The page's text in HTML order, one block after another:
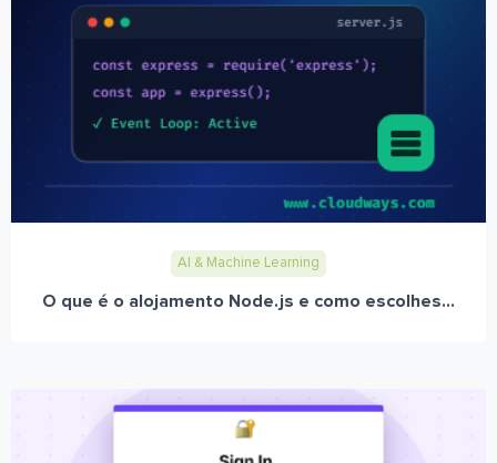
AI & Machine Learning
O que é o alojamento Node.js e como escolhes...